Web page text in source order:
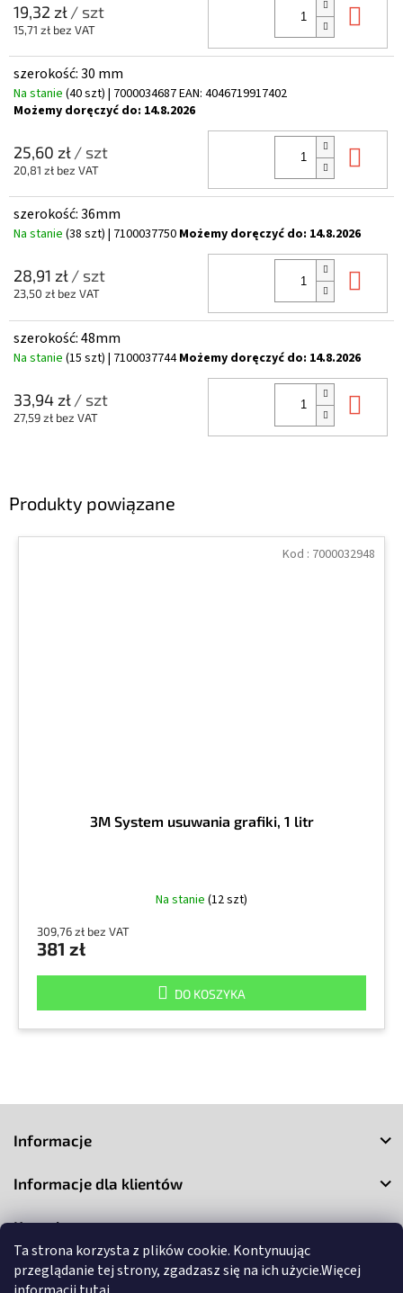
Ta strona korzysta z plików cookie. Kontynuując
przeglądanie tej strony, zgadzasz się na ich użycie.Więcej
Produkty powiązane
3M System usuwania grafiki, 1 litr
Na stanie (12 szt)
309,76 zł bez VAT
381 zł
DO KOSZYKA
Kod : 7000032948
19,32 zł/ szt
15,71 zł bez VAT
szerokość: 30 mm
Na stanie (40 szt) | 7000034687EAN: 4046719917402
Możemy doręczyć do: 14.8.2026
25,60 zł/ szt
20,81 zł bez VAT
szerokość: 36mm
Na stanie (38 szt) | 7100037750 Możemy doręczyć do: 14.8.2026
28,91 zł/ szt
23,50 zł bez VAT
szerokość: 48mm
Na stanie (15 szt) | 7100037744Możemy doręczyć do: 14.8.2026
33,94 zł/ szt
27,59 zł bez VAT
Informacje
Informacje dla klientów
Kontakt